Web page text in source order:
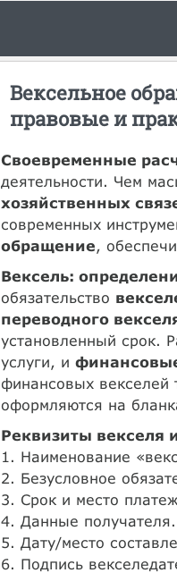
Вексельное
правовые и
Своевременные
деятельности. Чем
хозяйственных
современных
обращение,
Вексель:
обязательство
переводного
установленный срок.
услуги, и
финансовых векселей
оформляются на
Реквизиты векселя
1. Наименование
2. Безусловное
3. Срок и место
4. Данные получателя.
5. Дату/место
6. Подпись